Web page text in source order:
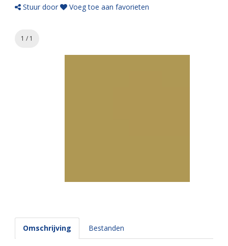
Stuur door Voeg toe aan favorieten
1 / 1
Omschrijving Bestanden